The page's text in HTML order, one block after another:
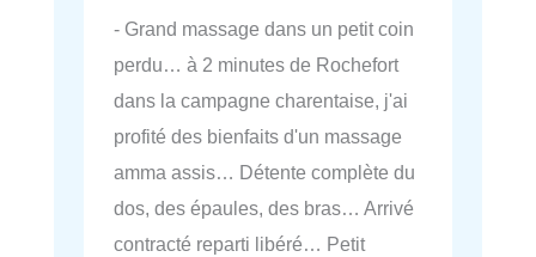
- Grand massage dans un petit coin
perdu… à 2 minutes de Rochefort
dans la campagne charentaise, j'ai
profité des bienfaits d'un massage
amma assis… Détente complète du
dos, des épaules, des bras… Arrivé
contracté reparti libéré… Petit